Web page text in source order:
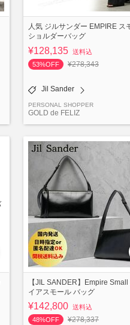
人気 ジルサンダー EMPIRE ス
ショルダーバッグ
¥128,135 送料込
53%OFF
¥278,343
Jil Sander
PERSONAL SHOPPER
GOLD de FELIZ
【JIL SANDER】Empire
イアスモール バッグ
¥142,800 送料込
48%OFF
¥278,337